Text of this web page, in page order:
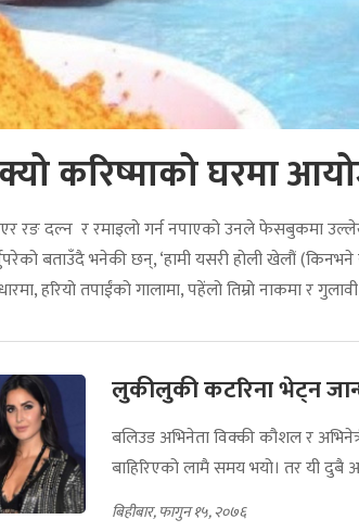
करिष्माको घरमा
रङ दल्न र रमाइलो गर्न नपाएको उनले फेसबुकमा
बताउँदै भनेकी छन्, ‘हामी यसरी होली खेलौं
हरियो तपाईंको गालामा, पहेंलो तिम्रो नाकमा र
लुकीलुकी कटरिना भेट्न
बलिउड अभिनेता विक्की कौशल र
बाहिरिएको लामै समय भयो। तर यी दुबै
बिहीबार, फागुन १५, २०७६